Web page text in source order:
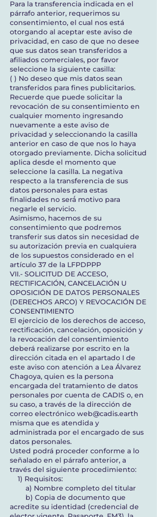
Para la transferencia indicada en el
párrafo anterior, requerimos su
consentimiento, el cual nos está
otorgando al aceptar este aviso de
privacidad, en caso de que no desee
que sus datos sean transferidos a
afiliados comerciales, por favor
seleccione la siguiente casilla:
( ) No deseo que mis datos sean
transferidos para fines publicitarios.
Recuerde que puede solicitar la
revocación de su consentimiento en
cualquier momento ingresando
nuevamente a este aviso de
privacidad y seleccionando la casilla
anterior en caso de que nos lo haya
otorgado previamente. Dicha solicitud
aplica desde el momento que
seleccione la casilla. La negativa
respecto a la transferencia de sus
datos personales para estas
finalidades no será́ motivo para
negarle el servicio.
Asimismo, hacemos de su
consentimiento que podremos
transferir sus datos sin necesidad de
su autorización previa en cualquiera
de los supuestos considerado en el
artículo 37 de la LFPDPPP
VII.- SOLICITUD DE ACCESO,
RECTIFICACIÓN, CANCELACIÓN U
OPOSICIÓN DE DATOS PERSONALES
(DERECHOS ARCO) Y REVOCACIÓN DE
CONSENTIMIENTO
El ejercicio de los derechos de acceso,
rectificación, cancelación, oposición y
la revocación del consentimiento
deberá realizarse por escrito en la
dirección citada en el apartado I de
este aviso con atención a Lea Álvarez
Chagoya, quien es la persona
encargada del tratamiento de datos
personales por cuenta de CADIS o, en
su caso, a través de la dirección de
correo electrónico web@cadis.earth
misma que es atendida y
administrada por el encargado de sus
datos personales.
Usted podrá proceder conforme a lo
señalado en el párrafo anterior, a
través del siguiente procedimiento:
1) Requisitos:
a) Nombre completo del titular
b) Copia de documento que
acredite su identidad (credencial de